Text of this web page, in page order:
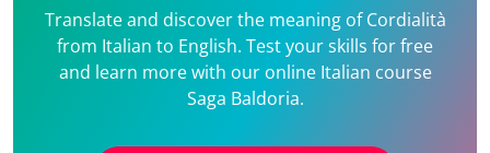
Translate and discover the meaning of Cordialità
from Italian to English. Test your skills for free
and learn more with our online Italian course
Saga Baldoria.